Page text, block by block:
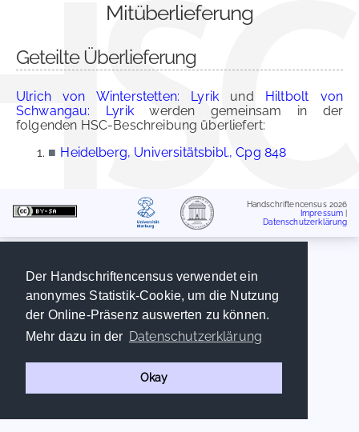
Der Handschriftencensus verwendet ein
anonymes Statistik-Cookie, um die Nutzung
der Online-Präsenz auswerten zu können.
Mehr dazu in der Datenschutzerklärung
Okay
Mitüberlieferung
Geteilte Überlieferung
Ulrich von Winterstetten: Lyrik und Hiltbolt von
Schwangau: Lyrikwerden gemeinsam in der
folgenden HSC-Beschreibung überliefert:
■ Heidelberg, Universitätsbibl., Cpg 848
Handschriftencensus 2026
Impressum
Datenschutzerklärung